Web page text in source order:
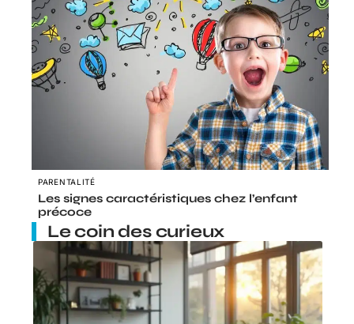
PARENTALITÉ
Les signes caractéristiques chez l’enfant
précoce
Le coin des curieux